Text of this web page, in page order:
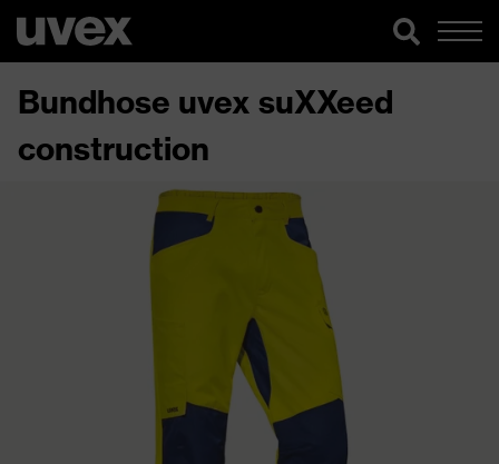
Bundhose uvex suXXeed
construction